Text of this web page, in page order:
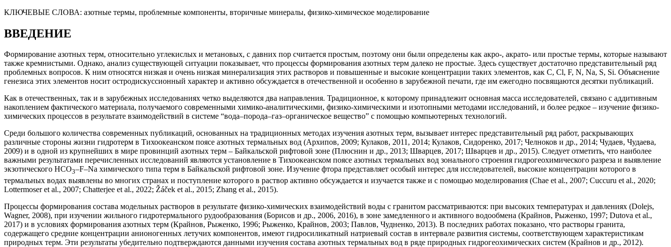
КЛЮЧЕВЫЕ СЛОВА: азотные термы, проблемные компоненты, вторичные минералы, физико-химическое моделирование
ВВЕДЕНИЕ
Формирование азотных терм, относительно углекислых и метановых, с давних пор считается простым, поэтому они были определены как акро-, акрато- или простые термы, которые называют
также кремнистыми. Однако, анализ существующей ситуации показывает, что процессы формирования азотных терм далеко не простые. Здесь существует достаточно представительный ряд
проблемных вопросов. К ним относятся низкая и очень низкая минерализация этих растворов и повышенные и высокие концентрации таких элементов, как C, Cl, F, N, Na, S, Si. Объяснение
генезиса этих элементов носит остродискуссионный характер и активно обсуждается в отечественной и особенно в зарубежной печати, где им ежегодно посвящаются десятки публикаций.
Как в отечественных, так и в зарубежных исследованиях четко выделяются два направления. Традиционное, к которому принадлежит основная масса исследователей, связано с аддитивным
накоплением фактического материала, получаемого современными химико-аналитическими, физико-химическими и изотопными методами исследований, и более редкое – изучение физико-
химических процессов в результате взаимодействий в системе “вода–порода–газ–органическое вещество” с помощью компьютерных технологий.
Среди большого количества современных публикаций, основанных на традиционных методах изучения азотных терм, вызывает интерес представительный ряд работ, раскрывающих
различные стороны жизни гидротерм в Тихоокеанском поясе азотных термальных вод (Архипов, 2009; Кулаков, 2011, 2014; Кулаков, Сидоренко, 2017; Челноков и др., 2014; Чудаев, Чудаева,
2009) и в одной из крупнейших в мире провинций азотных терм – Байкальской рифтовой зоне (Плюснин и др., 2013; Шварцев, 2017; Шварцев и др., 2015). Следует отметить, что наиболее
важными результатами перечисленных исследований являются установление в Тихоокеанском поясе азотных термальных вод зонального строения гидрогеохимического разреза и выявление
экзотического HCO3–F–Na химического типа терм в Байкальской рифтовой зоне. Изучение фтора представляет особый интерес для исследователей, высокие концентрации которого в
термальных водах выявлены во многих странах и поступление которого в раствор активно обсуждается и изучается также и с помощью моделирования (Chae et al., 2007; Cuccuru et al., 2020;
Lottermoser et al., 2007; Chatterjee et al., 2022; Žáček et al., 2015; Zhang et al., 2015).
Процессы формирования состава модельных растворов в результате физико-химических взаимодействий воды с гранитом рассматриваются: при высоких температурах и давлениях (Dolejs,
Wagner, 2008), при изучении жильного гидротермального рудообразования (Борисов и др., 2006, 2016), в зоне замедленного и активного водообмена (Крайнов, Рыженко, 1997; Dutova et al.,
2017) и в условиях формирования азотных терм (Крайнов, Рыженко, 1996; Рыженко, Крайнов, 2003; Павлов, Чудненко, 2013). В последних работах показано, что растворы гранита,
содержащего средние концентрации анионогенных летучих компонентов, имеют гидросиликатный натриевый состав в интервале развития системы, соответствующем характеристикам
природных терм. Эти результаты убедительно подтверждаются данными изучения состава азотных термальных вод в ряде природных гидрогеохимических систем (Крайнов и др., 2012).